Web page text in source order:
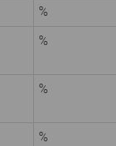
%
%
%
%